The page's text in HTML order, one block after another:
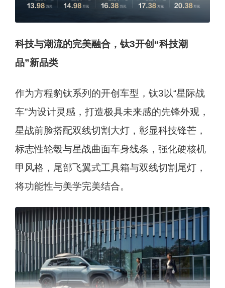
科技与潮流的完美融合，钛3开创“科技潮
品”新品类
作为方程豹钛系列的开创车型，钛3以“星际战
车”为设计灵感，打造极具未来感的先锋外观，
星战前脸搭配双线切割大灯，彰显科技锋芒，
标志性轮毂与星战曲面车身线条，强化硬核机
甲风格，尾部飞翼式工具箱与双线切割尾灯，
将功能性与美学完美结合。